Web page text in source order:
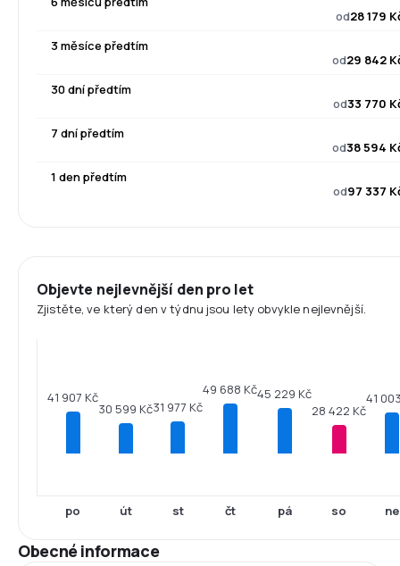
od28 179
3 měsíce předtím
od29 842
30 dní předtím
od33 770
7 dní předtím
od38 594
1 den předtím
od97 337
Objevte nejlevnější den pro let
Zjistěte, ve který den v týdnu jsou lety obvykle nejlevnější.
41 907 Kč
po
30 599 Kč
út
31 977 Kč
st
49 688 Kč
čt
45 229 Kč
pá
28 422 Kč
so
41
ne
Obecné informace